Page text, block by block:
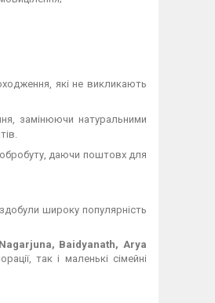
які не викликають
замінюючи натуральними
даючи поштовх для
широку популярність
Baidyanath, Arya
так і маленькі сімейні